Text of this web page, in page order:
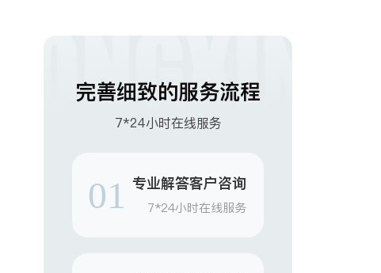
完善细致的服务流程
7*24小时在线服务
01 专业解答客户咨询
7*24小时在线服务